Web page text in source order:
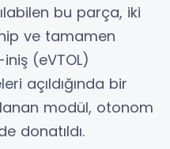
bu parça, iki
ve tamamen
(eVTOL)
açıldığında bir
modül, otonom
donatıldı.